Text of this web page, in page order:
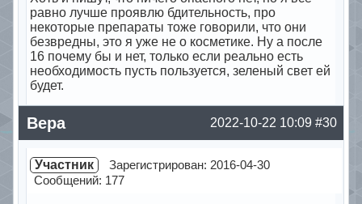
равно лучше проявлю бдительность, про
некоторые препараты тоже говорили, что они
безвредны, это я уже не о косметике. Ну а после
16 почему бы и нет, только если реально есть
необходимость пусть пользуется, зеленый свет ей
будет.
Offline #30
2022-10-22 10:09
Вера
Участник
Зарегистрирован: 2016-04-30
Сообщений: 177